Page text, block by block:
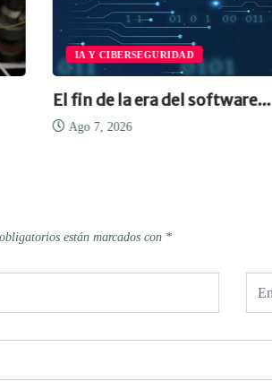
IA Y CIBERSEGURIDAD
El fin de la era del software...
Ago 7, 2026
están marcados con *